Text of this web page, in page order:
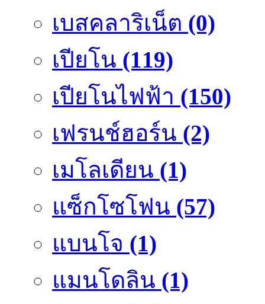
เบสคลาริเน็ต (0)
เปียโน (119)
เปียโนไฟฟ้า (150)
เฟรนช์ฮอร์น (2)
เมโลเดียน (1)
แซ็กโซโฟน (57)
แบนโจ (1)
แมนโดลิน (1)